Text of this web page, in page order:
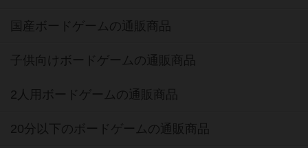
国産ボードゲームの通販商品
子供向けボードゲームの通販商品
2人用ボードゲームの通販商品
20分以下のボードゲームの通販商品